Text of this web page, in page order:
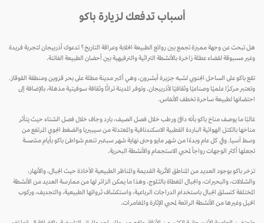
أسباب تدفعك لزيارة باكو
هل تبحث عن وجهة مميزة تجمع بين روائع الطبيعة الخلابة وعراقة التاريخ؟ تدعوك أذربيجان لتجربة فريدة
وغير مسبوقة لقضاء عطلة زاخرة بالأنشطة التراثية والترفيهية بين أحضان الطبيعة الفاتنة.
تقع باكو على الساحل الجنوبي لشبه جزيرة أبشرون، وهي أكبر مدينة مطلة على بحر قزوين ومنطقة القوقاز.
وتعتبر مركزًا علميًا وصناعيًا وثقافيًا لأذربيجان. وتوفر المدينة تراثًا وثقافة سوفيتية مذهلة، بالإضافة إلى
احتضانها لطبيعة ساحرة تخطف الأنفاس.
غالبًا ما يوصف مناخ باكو بأنه دافئ ورطب خلال فصل الصيف، بارد وجاف خلال فصل الشتاء حيث يتأثر
مناخها بالكتل الهوائية الباردة القطبية الاسكندنافية والمعتدلة من سيبيريا والضغط الجوي المرتفع من
وسط آسيا. وفي كل عام وبدءًا من شهر مايو وحتى نهاية شهر سبتمبر تنعم شواطئ باكو بأيام مشمسة
تجعلها أكثر الوجهات رواجاً لمحبي الاستجمام والأنشطة البحرية.
تزخر باكو بوجود العديد من المناطق الأثرية القديمة والمناظر الطبيعية الأخاذة حيث الجبال، والأنهار،
والشلالات، والبحيرات، والجبال المغطاة بالثلوج، وهذا ما يمكن الزائر لها من ممارسة العديد من الأنشطة
المختلفة كتسلق الجبال باستخدام الدراجات الرباعية، واستكشاف ثرواتها الطبيعية، والتجديف، وركوب
الخيل وغيرها من الأنشطة الرائعة لمحبي الإثارة والمغامرات.